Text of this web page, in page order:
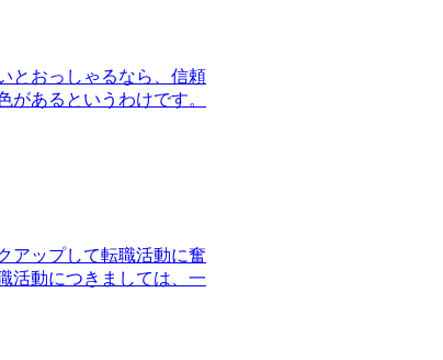
とおっしゃるなら、信頼
あるというわけです。
アップして転職活動に奮
活動につきましては、一